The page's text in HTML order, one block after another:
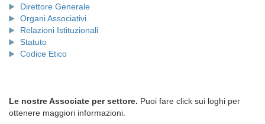
Direttore Generale
Organi Associativi
Relazioni Istituzionali
Statuto
Codice Etico
Le nostre Associate per settore. Puoi fare click sui loghi per
ottenere maggiori informazioni.